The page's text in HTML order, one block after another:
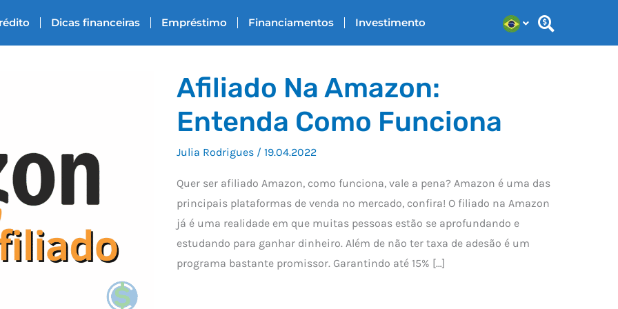
Dicas financeiras Empréstimo Financiamentos Investimento
Afiliado Na Amazon:
Entenda Como Funciona
Julia Rodrigues / 19.04.2022
Quer ser afiliado Amazon, como funciona, vale a pena? Amazon é uma das
principais plataformas de venda no mercado, confira! O filiado na Amazon
já é uma realidade em que muitas pessoas estão se aprofundando e
estudando para ganhar dinheiro. Além de não ter taxa de adesão é um
programa bastante promissor. Garantindo até 15% […]